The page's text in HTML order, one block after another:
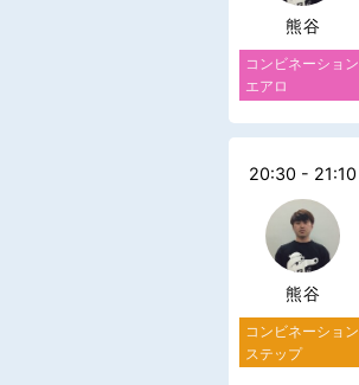
熊谷
コンビネーション
エアロ
20:30 - 21:10
熊谷
コンビネーション
ステップ